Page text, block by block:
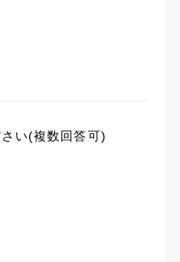
い(複数回答可)